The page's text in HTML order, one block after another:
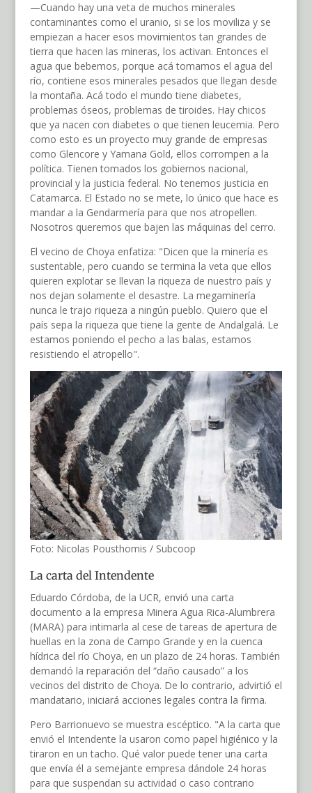
—Cuando hay una veta de muchos minerales
contaminantes como el uranio, si se los moviliza y se
empiezan a hacer esos movimientos tan grandes de
tierra que hacen las mineras, los activan. Entonces el
agua que bebemos, porque acá tomamos el agua del
río, contiene esos minerales pesados que llegan desde
la montaña. Acá todo el mundo tiene diabetes,
problemas óseos, problemas de tiroides. Hay chicos
que ya nacen con diabetes o que tienen leucemia. Pero
como esto es un proyecto muy grande de empresas
como Glencore y Yamana Gold, ellos corrompen a la
política. Tienen tomados los gobiernos nacional,
provincial y la justicia federal. No tenemos justicia en
Catamarca. El Estado no se mete, lo único que hace es
mandar a la Gendarmería para que nos atropellen.
Nosotros queremos que bajen las máquinas del cerro.
El vecino de Choya enfatiza: "Dicen que la minería es
sustentable, pero cuando se termina la veta que ellos
quieren explotar se llevan la riqueza de nuestro país y
nos dejan solamente el desastre. La megaminería
nunca le trajo riqueza a ningún pueblo. Quiero que el
país sepa la riqueza que tiene la gente de Andalgalá. Le
estamos poniendo el pecho a las balas, estamos
resistiendo el atropello".
Foto: Nicolas Pousthomis / Subcoop
La carta del Intendente
Eduardo Córdoba, de la UCR, envió una carta
documento a la empresa Minera Agua Rica-Alumbrera
(MARA) para intimarla al cese de tareas de apertura de
huellas en la zona de Campo Grande y en la cuenca
hídrica del río Choya, en un plazo de 24 horas. También
demandó la reparación del “daño causado” a los
vecinos del distrito de Choya. De lo contrario, advirtió el
mandatario, iniciará acciones legales contra la firma.
Pero Barrionuevo se muestra escéptico. "A la carta que
envió el Intendente la usaron como papel higiénico y la
tiraron en un tacho. Qué valor puede tener una carta
que envía él a semejante empresa dándole 24 horas
para que suspendan su actividad o caso contrario